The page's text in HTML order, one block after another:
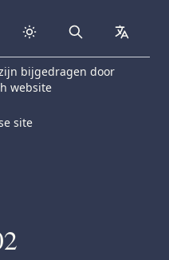
Search
bijgedragen door
website
site